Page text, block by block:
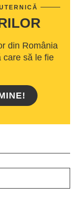
din România
care să le fie